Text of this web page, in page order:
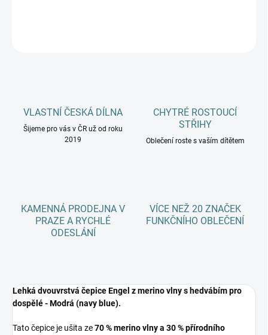
VLASTNÍ ČESKÁ DÍLNA
Šijeme pro vás v ČR už od roku
2019
CHYTRÉ ROSTOUCÍ
STŘIHY
Oblečení roste s vaším dítětem
KAMENNÁ PRODEJNA V
PRAZE A RYCHLÉ
ODESLÁNÍ
VÍCE NEŽ 20 ZNAČEK
FUNKČNÍHO OBLEČENÍ
Lehká dvouvrstvá čepice Engel z merino vlny s hedvábím pro
dospělé - Modrá (navy blue).
Tato čepice je ušita ze70 % merino vlny a 30 % přírodního